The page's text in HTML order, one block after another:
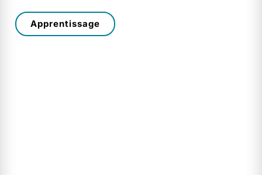
Apprentissage